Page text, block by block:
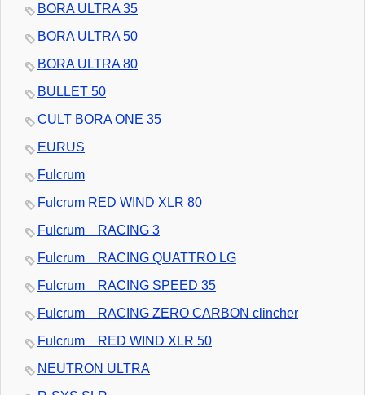
BORA ULTRA 35
BORA ULTRA 50
BORA ULTRA 80
BULLET 50
CULT BORA ONE 35
EURUS
Fulcrum
Fulcrum RED WIND XLR 80
Fulcrum RACING 3
Fulcrum RACING QUATTRO LG
Fulcrum RACING SPEED 35
Fulcrum RACING ZERO CARBON clincher
Fulcrum RED WIND XLR 50
NEUTRON ULTRA